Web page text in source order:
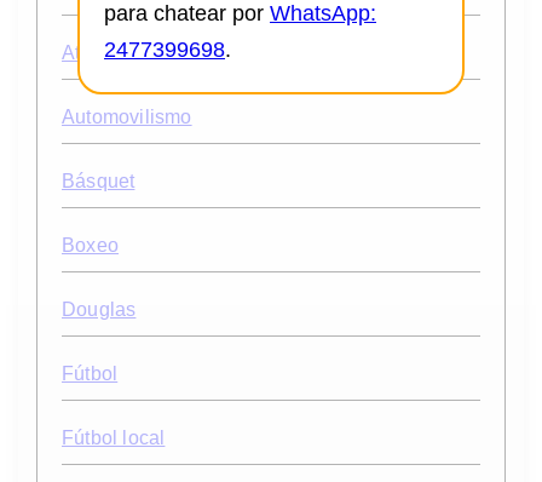
para chatear por WhatsApp:
2477399698.
Atletismo
Automovilismo
Básquet
Boxeo
Douglas
Fútbol
Fútbol local